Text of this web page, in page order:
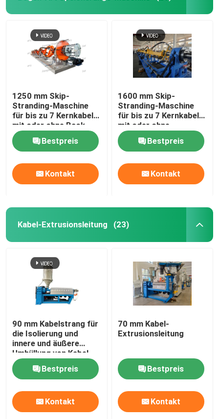
1250 mm Skip-
Stranding-Maschine
für bis zu 7 Kernkabel
mit oder ohne Back-
Twist
Bestpreis
Kontakt
1600 mm Skip-
Stranding-Maschine
für bis zu 7 Kernkabel
mit oder ohne
Backtwist
Bestpreis
Kontakt
Kabel-Extrusionsleitung (23)
90 mm Kabelstrang für
die Isolierung und
innere und äußere
Umhüllung von Kabel
und Draht mit PVC
LSZH HFFR XLPE
Bestpreis
Kontakt
70 mm Kabel-
Extrusionsleitung
Bestpreis
Kontakt